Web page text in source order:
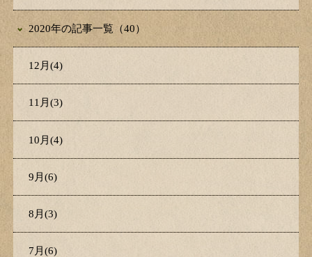
2020年の記事一覧（40）
12月(4)
11月(3)
10月(4)
9月(6)
8月(3)
7月(6)